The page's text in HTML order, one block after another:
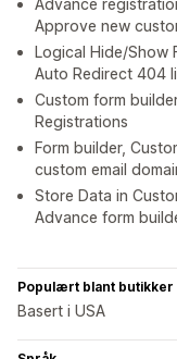
Advance
Approve new
Logical Hide/Show
Auto Redirect 404
Custom form
Registrations
Form builder,
custom email
Store Data in
Advance form
Populært blant butikker
Basert i USA